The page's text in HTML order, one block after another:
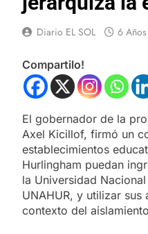
Diario EL SOL 6
Compartilo!
El gobernador de la
Axel Kicillof, firmó un
establecimientos
Hurlingham puedan
la Universidad
UNAHUR, y utilizar sus
contexto del